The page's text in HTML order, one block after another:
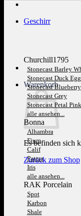
Warenkorb
Es befinden sich
Zurück zum Shop
Geschirr
Churchill1795
Stonecast Barley
Stonecast Duck Egg
Stonecast Blueberry
Stonecast Grey
Stonecast Petal Pink
alle ansehen...
Bonna
Alhambra
Fium
Calif
Patera
Iris
alle ansehen...
RAK Porcelain
Spot
Karbon
Shale